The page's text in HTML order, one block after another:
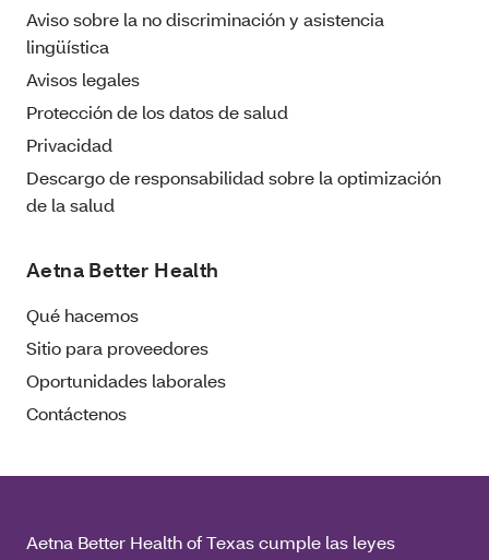
Aviso sobre la no discriminación y asistencia
lingüística
Avisos legales
Protección de los datos de salud
Privacidad
Descargo de responsabilidad sobre la optimización
de la salud
Aetna Better Health
Qué hacemos
Sitio para proveedores
Oportunidades laborales
Contáctenos
Aetna Better Health of Texas cumple las leyes